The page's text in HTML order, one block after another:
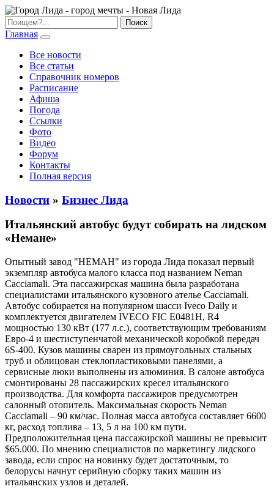
Главная
Все новости
Все статьи
Справочник номеров
Расписание
Афиша
Погода
Ссылки
Фото
Видео
Форум
Контакты
Полная версия
Новости » Бизнес Лида
Итальянский автобус будут собирать на лидском
«Немане»
Опытный завод "НЕМАН" из города Лида показал первый
экземпляр автобуса малого класса под названием Neman
Cacciamali. Эта пассажирская машина была разработана
специалистами итальянского кузовного ателье Cacciamali.
Автобус собирается на популярном шасси Iveco Daily и
комплектуется двигателем IVECO FIC E0481H, R4
мощностью 130 кВт (177 л.с.), соответствующим требованиям
Евро-4 и шестиступенчатой механической коробкой передач
6S-400. Кузов машины сварен из прямоугольных стальных
труб и облицован стеклопластиковыми панелями, а
сервисные люки выполнены из алюминия. В салоне автобуса
смонтированы 28 пассажирских кресел итальянского
производства. Для комфорта пассажиров предусмотрен
салонный отопитель. Максимальная скорость Neman
Cacciamali – 90 км/час. Полная масса автобуса составляет 6600
кг, расход топлива – 13, 5 л на 100 км пути.
Предположительная цена пассажирской машины не превысит
$65.000. По мнению специалистов по маркетингу лидского
завода, если спрос на новинку будет достаточным, то
белорусы начнут серийную сборку таких машин из
итальянских узлов и деталей.